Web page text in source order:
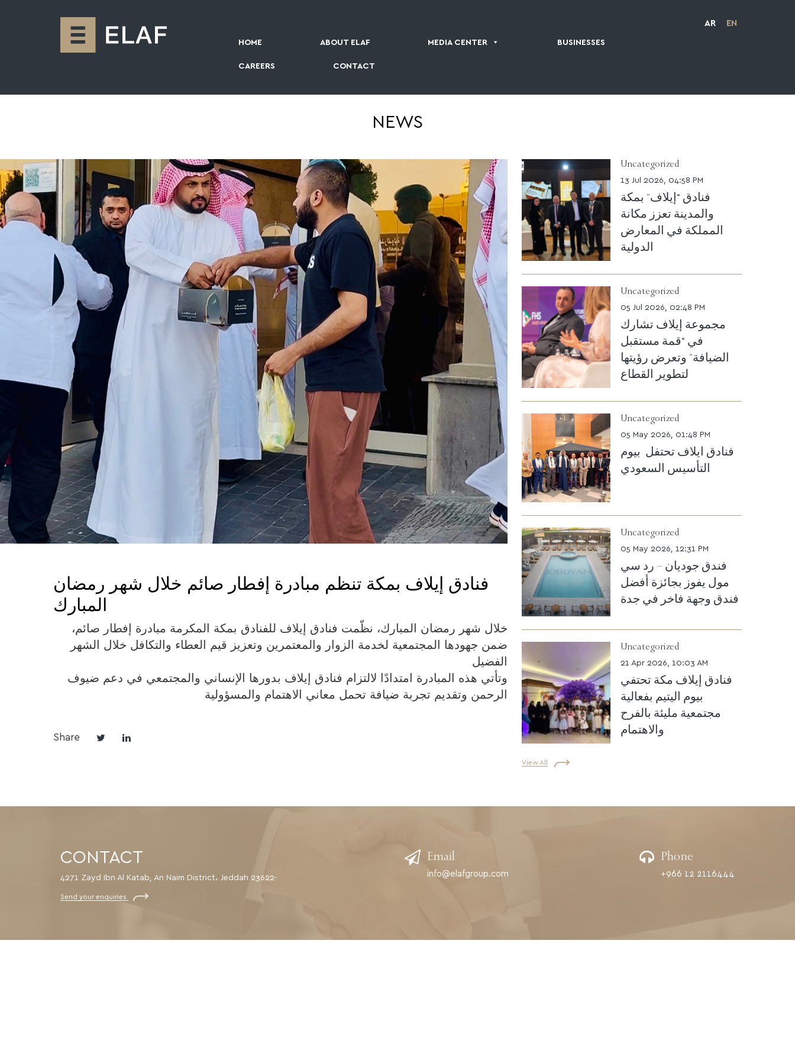
AR EN
HOME ABOUT ELAF MEDIA CENTER BUSINESSES
CAREERS CONTACT
NEWS
فنادق إيلاف بمكة تنظم مبادرة إفطار صائم خلال شهر رمضان
المبارك
خلال شهر رمضان المبارك، نظّمت فنادق إيلاف للفنادق بمكة المكرمة مبادرة إفطار صائم،
ضمن جهودها المجتمعية لخدمة الزوار والمعتمرين وتعزيز قيم العطاء والتكافل خلال الشهر
الفضيل
وتأتي هذه المبادرة امتدادًا لالتزام فنادق إيلاف بدورها الإنساني والمجتمعي في دعم ضيوف
الرحمن وتقديم تجربة ضيافة تحمل معاني الاهتمام والمسؤولية
Share
Uncategorized
13 Jul 2026, 04:58 PM
فنادق “إيلاف” بمكة
والمدينة تعزز مكانة
المملكة في المعارض
الدولية
Uncategorized
05 Jul 2026, 02:48 PM
مجموعة إيلاف تشارك
في “قمة مستقبل
الضيافة” وتعرض رؤيتها
لتطوير القطاع
Uncategorized
05 May 2026, 01:48 PM
فنادق ايلاف تحتفل بيوم
التأسيس السعودي
Uncategorized
05 May 2026, 12:31 PM
فندق جوديان – رد سي
مول يفوز بجائزة أفضل
فندق وجهة فاخر في جدة
Uncategorized
21 Apr 2026, 10:03 AM
فنادق إيلاف مكة تحتفي
بيوم اليتيم بفعالية
مجتمعية مليئة بالفرح
والاهتمام
View All
CONTACT
4271 Zayd Ibn Al Katab, An Naim District، Jeddah 23622-
Send your enquiries
Email
info@elafgroup.com
Phone
+966 12 2116444